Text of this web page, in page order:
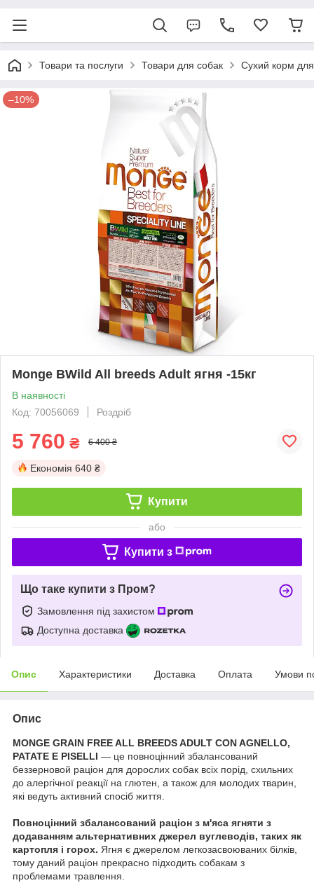
Товари та послуги Товари для собак Сухий корм
–10%
Monge BWild All breeds Adult ягня -15кг
В наявності
Код: 70056069
Роздріб
5 760 ₴ 6 400 ₴
Економія 640 ₴
Купити
або
Купити з
Що таке купити з Пром?
Замовлення під захистом
Доступна доставка
Опис Характеристики Доставка Оплата Умови
Опис
MONGE GRAIN FREE ALL BREEDS ADULT CON AGNELLO,
PATATE E PISELLI — це повноцінний збалансований
беззерновой раціон для дорослих собак всіх порід, схильних
до алергічної реакції на глютен, а також для молодих тварин,
які ведуть активний спосіб життя.
Повноцінний збалансований раціон з м'яса ягняти з
додаванням альтернативних джерел вуглеводів, таких як
картопля і горох. Ягня є джерелом легкозасвоюваних білків,
тому даний раціон прекрасно підходить собакам з
проблемами травлення.